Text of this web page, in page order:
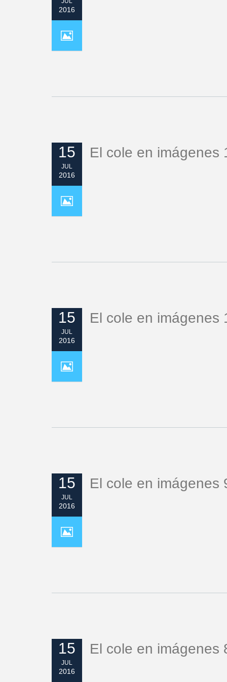
2016
15
JUL
2016
El cole en imágenes
15
JUL
2016
El cole en imágenes
15
JUL
2016
El cole en imágenes
15
JUL
2016
El cole en imágenes